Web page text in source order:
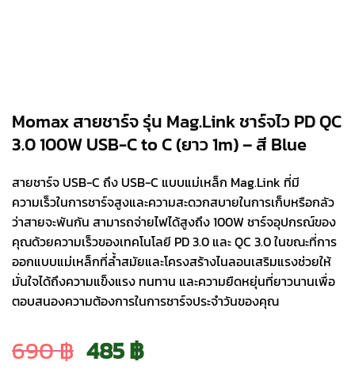
Momax สายชาร์จ รุ่น Mag.Link ชาร์จไว PD QC
3.0 100W USB-C to C (ยาว 1m) – สี Blue
สายชาร์จ USB-C ถึง USB-C แบบแม่เหล็ก Mag.Link ที่มี
ความเร็วในการชาร์จสูงและความสะดวกสบายในการเก็บหรือกลัว
ว่าสายจะพันกัน สามารถจ่ายไฟได้สูงถึง 100W ชาร์จอุปกรณ์ของ
คุณด้วยความเร็วของเทคโนโลยี PD 3.0 และ QC 3.0 ในขณะที่การ
ออกแบบแม่เหล็กที่ล้ำสมัยและโครงสร้างไนลอนเสริมแรงช่วยให้
มั่นใจได้ถึงความแข็งแรง ทนทาน และความยืดหยุ่นที่ยาวนานเพื่อ
ตอบสนองความต้องการในการชาร์จประจำวันของคุณ
690฿ Original
485฿Current